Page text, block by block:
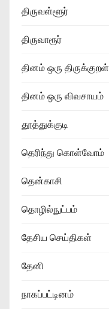
திருவள்ளூர்
திருவாரூர்
தினம் ஒரு திருக்குறள்
தினம் ஒரு விவசாயம்
தூத்துக்குடி
தெரிந்து கொள்வோம்
தென்காசி
தொழில்நுட்பம்
தேசிய செய்திகள்
தேனி
நாகப்பட்டினம்